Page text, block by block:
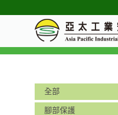
全部
腳部保護